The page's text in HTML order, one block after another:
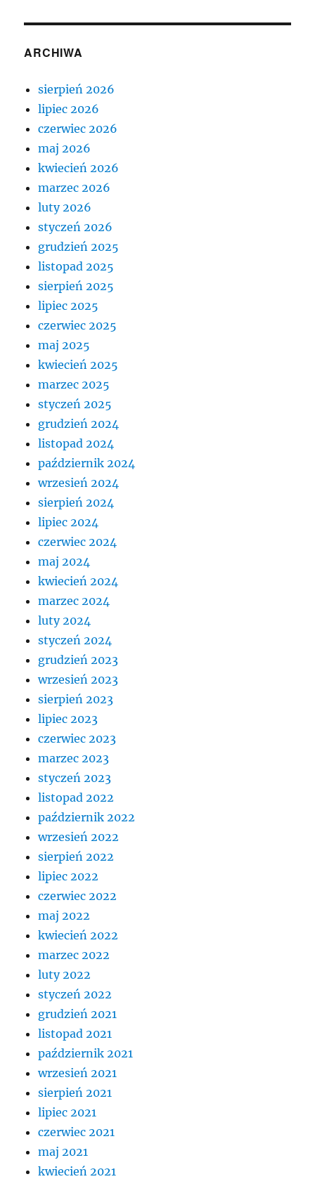
ARCHIWA
sierpień 2026
lipiec 2026
czerwiec 2026
maj 2026
kwiecień 2026
marzec 2026
luty 2026
styczeń 2026
grudzień 2025
listopad 2025
sierpień 2025
lipiec 2025
czerwiec 2025
maj 2025
kwiecień 2025
marzec 2025
styczeń 2025
grudzień 2024
listopad 2024
październik 2024
wrzesień 2024
sierpień 2024
lipiec 2024
czerwiec 2024
maj 2024
kwiecień 2024
marzec 2024
luty 2024
styczeń 2024
grudzień 2023
wrzesień 2023
sierpień 2023
lipiec 2023
czerwiec 2023
marzec 2023
styczeń 2023
listopad 2022
październik 2022
wrzesień 2022
sierpień 2022
lipiec 2022
czerwiec 2022
maj 2022
kwiecień 2022
marzec 2022
luty 2022
styczeń 2022
grudzień 2021
listopad 2021
październik 2021
wrzesień 2021
sierpień 2021
lipiec 2021
czerwiec 2021
maj 2021
kwiecień 2021